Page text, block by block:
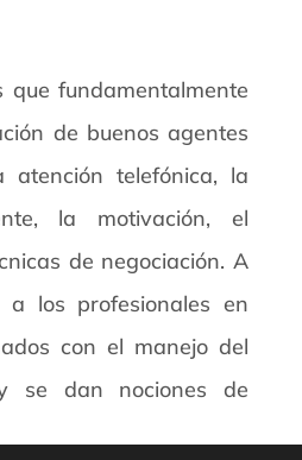
que fundamentalmente
de buenos agentes
telefónica, la
la motivación, el
de negociación. A
los profesionales en
con el manejo del
se dan nociones de